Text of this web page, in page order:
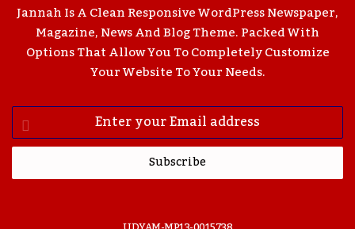
Jannah Is A Clean Responsive WordPress Newspaper,
Magazine, News And Blog Theme. Packed With
Options That Allow You To Completely Customize
Your Website To Your Needs.
Enter
Your
Email
Address